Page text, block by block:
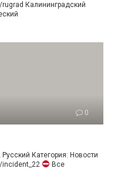
Калининградский
0
Категория: Новости
Все